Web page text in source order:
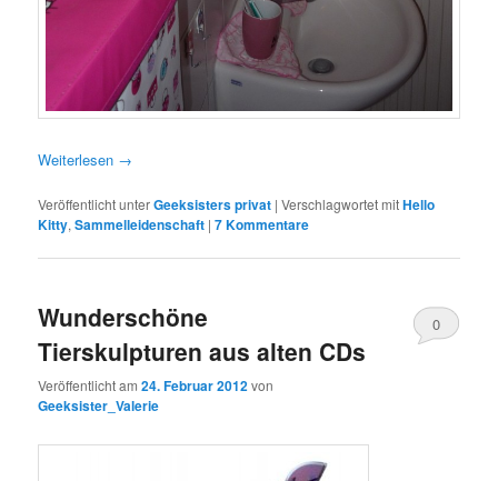
Weiterlesen →
Veröffentlicht unterGeeksisters privat |Verschlagwortet mitHello
Kitty,Sammelleidenschaft |7 Kommentare
Wunderschöne
Tierskulpturen aus alten CDs
Veröffentlicht am24. Februar 2012von
Geeksister_Valerie
0